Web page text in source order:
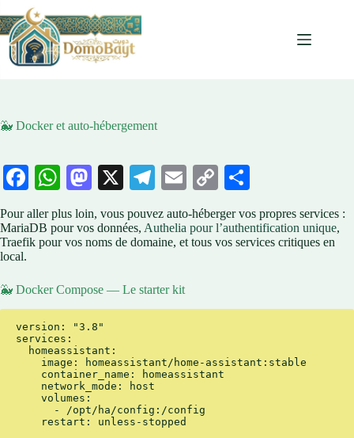
Passer
au
contenu
🐳 Docker et auto-hébergement
Fa
ce
bo
ok
W
ha
ts
A
pp
M
to
do
X
Te
gr
a
m
E
m
ail
C
y
Li
ag
er
Pour aller plus loin, vous pouvez auto-héberger vos propres services :
MariaDB pour vos données, Authelia pour l’authentification unique,
Traefik pour vos noms de domaine, et tous vos services critiques en
local.
🐳 Docker Compose — Le starter kit
version: "3.8"
services:
  homeassistant:
    image: homeassistant/home-assistant:stable
    container_name: homeassistant
    network_mode: host
    volumes:
      - /opt/ha/config:/config
    restart: unless-stopped